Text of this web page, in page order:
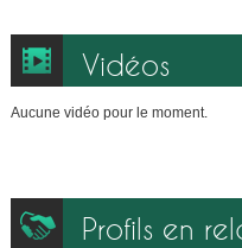
Vidéos
Aucune vidéo pour le moment.
Profils en